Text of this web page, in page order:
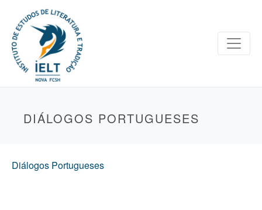
DIÁLOGOS PORTUGUESES
Diálogos Portugueses